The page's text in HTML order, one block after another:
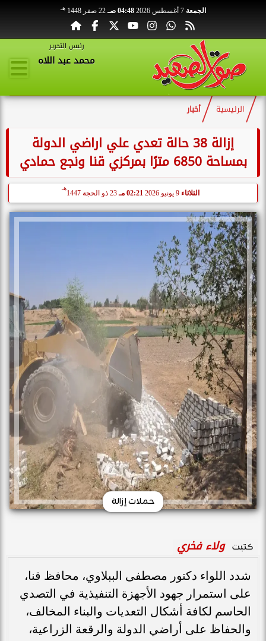
الجمعة 7 أغسطس 2026 04:48 صـ 22 صفر 1448 هـ
رئيس التحرير
محمد عبد اللاه
الرئيسية أخبار
إزالة 38 حالة تعدي علي اراضي الدولة
بمساحة 6850 مترًا بمركزي قنا ونجع حمادي
الثلاثاء 02:21 مـ 23 ذو الحجة 1447
هـ
حملات إزالة
كتبت ولاء فخري
شدد اللواء دكتور مصطفى الببلاوي، محافظ قنا،
على استمرار جهود الأجهزة التنفيذية في التصدي
الحاسم لكافة أشكال التعديات والبناء المخالف،
والحفاظ على أراضي الدولة والرقعة الزراعية،